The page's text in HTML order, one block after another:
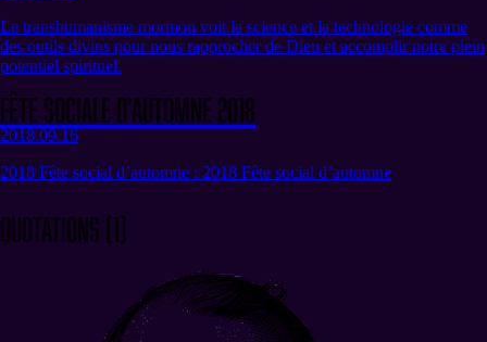
Le transhumanisme mormon voit la science et la technologie comme
des outils divins pour nous rapprocher de Dieu et accomplir notre plein
potentiel spirituel.
Fête sociale d’automne 2018
2018.09.16
2018 Fête social d’automne : 2018 Fête social d’automne
Quotations (1)